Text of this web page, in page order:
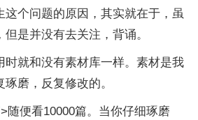
这个问题的原因，其实就在于，虽
是并没有去关注，背诵。
时就和没有素材库一样。素材是我
磨，反复修改的。
随便看10000篇。当你仔细琢磨